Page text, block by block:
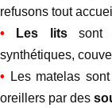
refusons tout
•
Les litssont
synthétiques,
• Les matelas
oreillers par des